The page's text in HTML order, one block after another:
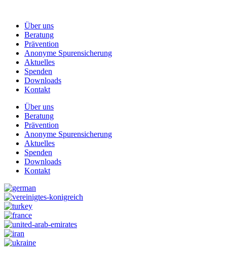
springenÜber uns
Beratung
Prävention
Anonyme Spurensicherung
Aktuelles
Spenden
Downloads
Kontakt
Über uns
Beratung
Prävention
Anonyme Spurensicherung
Aktuelles
Spenden
Downloads
Kontakt